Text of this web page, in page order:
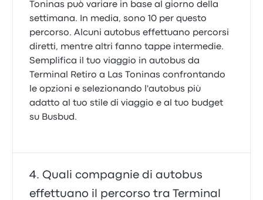
Toninas può variare in base al giorno della
settimana. In media, sono 10 per questo
percorso. Alcuni autobus effettuano percorsi
diretti, mentre altri fanno tappe intermedie.
Semplifica il tuo viaggio in autobus da
Terminal Retiro a Las Toninas confrontando
le opzioni e selezionando l'autobus più
adatto al tuo stile di viaggio e al tuo budget
su Busbud.
Quali compagnie di autobus
effettuano il percorso tra Terminal